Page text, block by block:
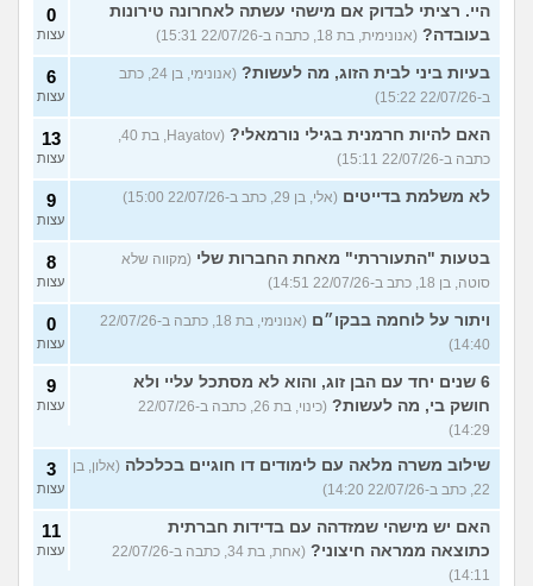
היי. רציתי לבדוק אם מישהי עשתה לאחרונה טירונות
בעובדה? (אנונימית, בת 18, כתבה ב-22/07/26 15:31)
0
עצות
בעיות ביני לבית הזוג, מה לעשות?
(אנונימי, בן 24, כתב
ב-22/07/26 15:22)
6
עצות
האם להיות חרמנית בגילי נורמאלי?
(Hayatov, בת 40,
כתבה ב-22/07/26 15:11)
13
עצות
לא משלמת בדייטים (אלי, בן 29, כתב ב-22/07/26 15:00) 9
עצות
בטעות "התעוררתי" מאחת החברות שלי (מקווה שלא
סוטה, בן 18, כתב ב-22/07/26 14:51)
8
עצות
ויתור על לוחמה בבקו״ם
(אנונימי, בת 18, כתבה ב-22/07/26
14:40)
0
עצות
6 שנים יחד עם הבן זוג, והוא לא מסתכל עליי ולא
חושק בי, מה לעשות?
(כינוי, בת 26, כתבה ב-22/07/26
14:29)
9
עצות
שילוב משרה מלאה עם לימודים דו חוגיים בכלכלה (אלון, בן
22, כתב ב-22/07/26 14:20)
3
עצות
האם יש מישהי שמזדהה עם בדידות חברתית
כתוצאה ממראה חיצוני?
(אחת, בת 34, כתבה ב-22/07/26
14:11)
11
עצות